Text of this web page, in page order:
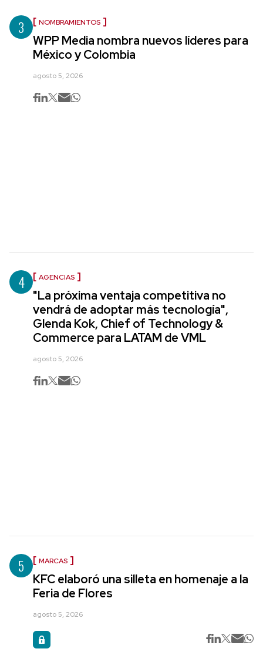
3 NOMBRAMIENTOS
WPP Media nombra nuevos líderes para
México y Colombia
agosto 5, 2026
4 AGENCIAS
"La próxima ventaja competitiva no
vendrá de adoptar más tecnología",
Glenda Kok, Chief of Technology &
Commerce para LATAM de VML
agosto 5, 2026
5 MARCAS
KFC elaboró una silleta en homenaje a la
Feria de Flores
agosto 5, 2026